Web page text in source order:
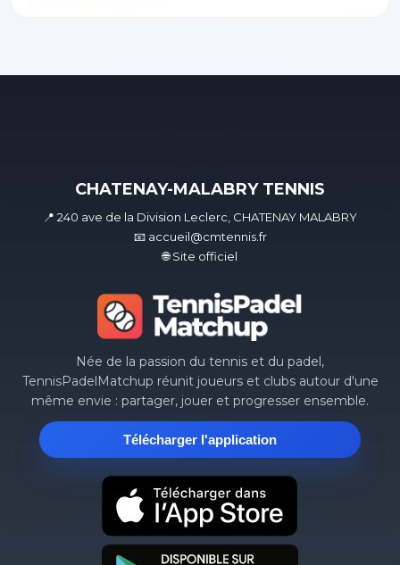
CHATENAY-MALABRY TENNIS
📍 240 ave de la Division Leclerc, CHATENAY MALABRY
📧 accueil@cmtennis.fr
🌐 Site officiel
Née de la passion du tennis et du padel,
TennisPadelMatchup réunit joueurs et clubs autour d'une
même envie : partager, jouer et progresser ensemble.
Télécharger l'application